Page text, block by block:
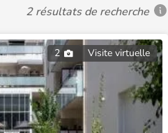
2 résultats de recherche
2 Visite virtuelle